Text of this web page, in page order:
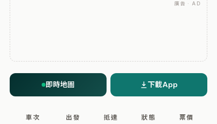
廣告 · AD
即時地圖 下載App
車次 出發 抵達 狀態 票價